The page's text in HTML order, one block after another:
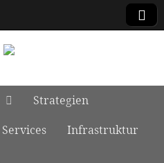
Strategien
Services
Infrastruktur